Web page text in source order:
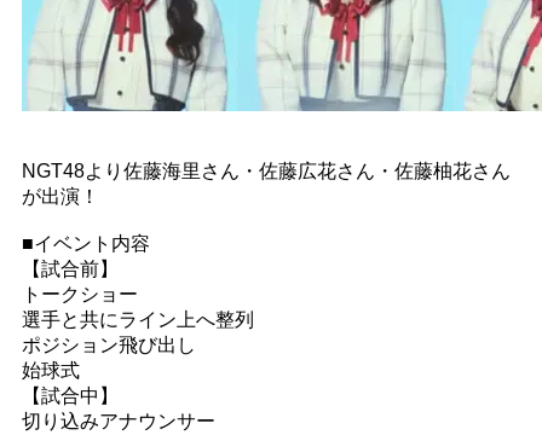
NGT48より佐藤海里さん・佐藤広花さん・佐藤柚花さん
が出演！
■イベント内容
【試合前】
トークショー
選手と共にライン上へ整列
ポジション飛び出し
始球式
【試合中】
切り込みアナウンサー